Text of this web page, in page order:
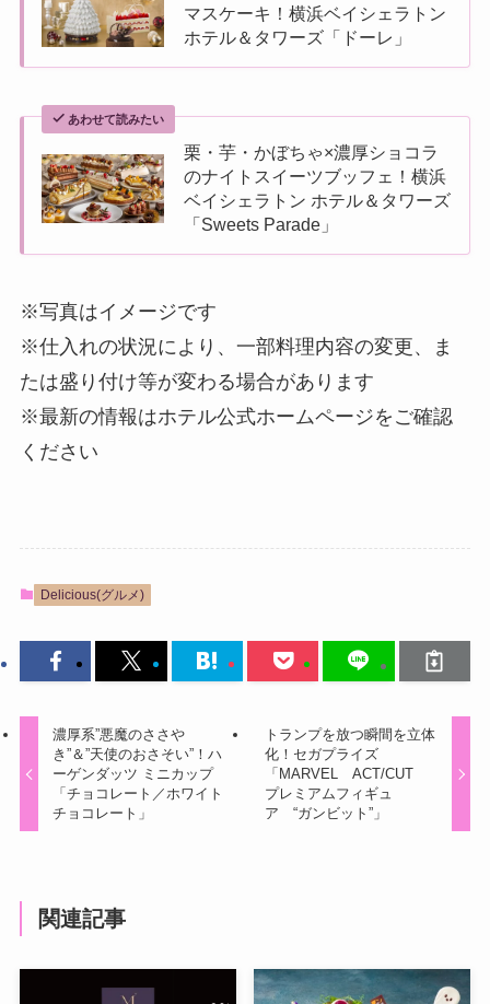
マスケーキ！横浜ベイシェラトン
ホテル＆タワーズ「ドーレ」
あわせて読みたい
栗・芋・かぼちゃ×濃厚ショコラ
のナイトスイーツブッフェ！横浜
ベイシェラトン ホテル＆タワーズ
「Sweets Parade」
※写真はイメージです
※仕入れの状況により、一部料理内容の変更、ま
たは盛り付け等が変わる場合があります
※最新の情報はホテル公式ホームページをご確認
ください
Delicious(グルメ)
濃厚系”悪魔のささや
き”＆”天使のおさそい”！ハ
ーゲンダッツ ミニカップ
「チョコレート／ホワイト
チョコレート」
トランプを放つ瞬間を立体
化！セガプライズ
「MARVEL ACT/CUT
プレミアムフィギュ
ア “ガンビット”」
関連記事